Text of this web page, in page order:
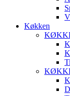
Køkken